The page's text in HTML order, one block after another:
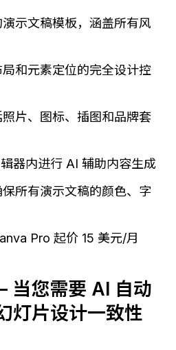
示文稿模板，涵盖所有风
和元素定位的完全设计控
片、图标、插图和品牌套
器内进行 AI 辅助内容生成
所有演示文稿的颜色、字
Pro 起价 15 美元/月
您需要 AI 自动
灯片设计一致性